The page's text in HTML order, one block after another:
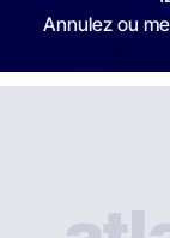
Annulez ou